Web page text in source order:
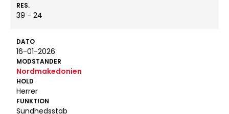
RES.
39 - 24
DATO
16-01-2026
MODSTANDER
Nordmakedonien
HOLD
Herrer
FUNKTION
Sundhedsstab